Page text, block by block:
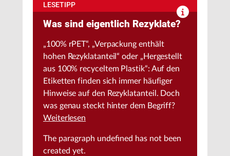
LESETIPP
Was sind eigentlich Rezyklate?
„100% rPET“, „Verpackung enthält
hohen Rezyklatanteil“ oder „Hergestellt
aus 100% recyceltem Plastik“: Auf den
Etiketten finden sich immer häufiger
Hinweise auf den Rezyklatanteil. Doch
was genau steckt hinter dem Begriff?
Weiterlesen
The paragraph undefined has not been
created yet.